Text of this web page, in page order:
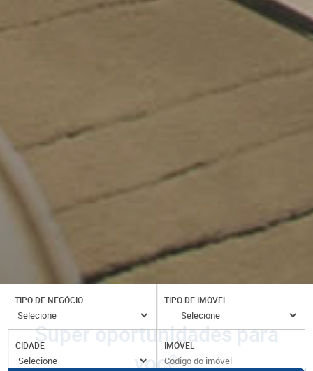
TIPO DE NEGÓCIO TIPO DE IMÓVEL
CIDADE IMÓVEL
Super oportunidades para
você